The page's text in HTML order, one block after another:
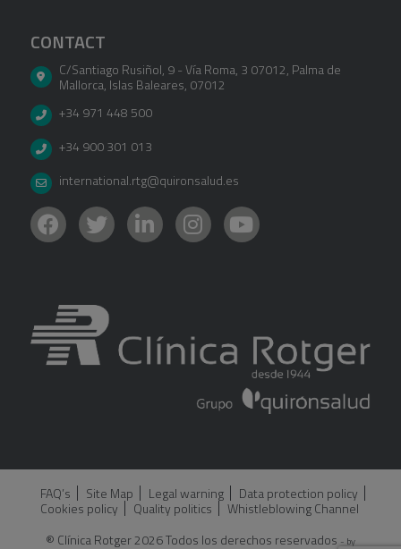
CONTACT
C/Santiago Rusiñol, 9 - Vía Roma, 3 07012, Palma de
Mallorca, Islas Baleares, 07012
+34 971 448 500
+34 900 301 013
international.rtg@quironsalud.es
FAQ’s Site Map Legal warning
Data protection policy
Cookies policy
Quality politics
Whistleblowing Channel
® Clínica Rotger 2026 Todos los derechos reservados - by